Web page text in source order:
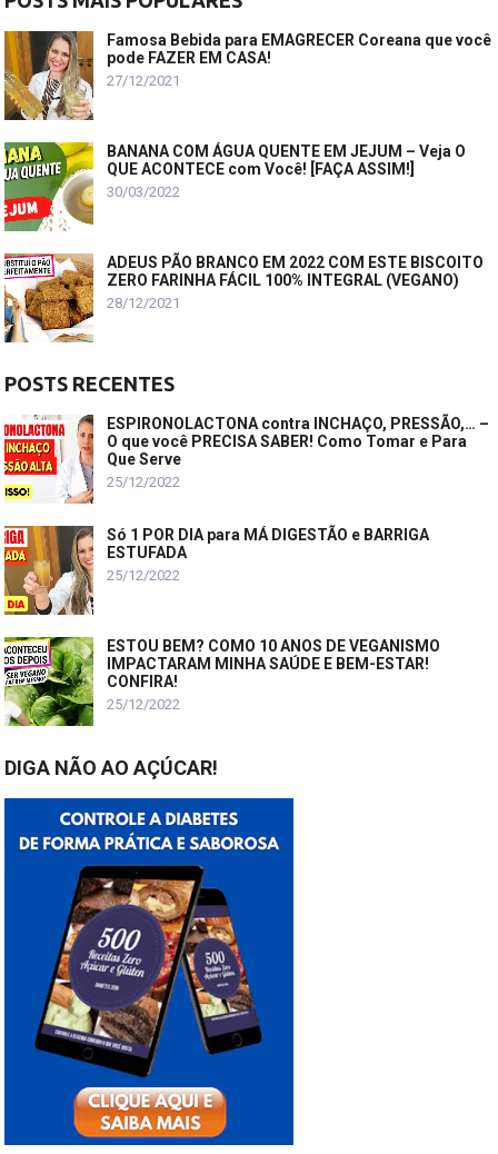
Famosa Bebida para EMAGRECER Coreana que você
pode FAZER EM CASA!
27/12/2021
BANANA COM ÁGUA QUENTE EM JEJUM – Veja O
QUE ACONTECE com Você! [FAÇA ASSIM!]
30/03/2022
ADEUS PÃO BRANCO EM 2022 COM ESTE BISCOITO
ZERO FARINHA FÁCIL 100% INTEGRAL (VEGANO)
28/12/2021
POSTS RECENTES
ESPIRONOLACTONA contra INCHAÇO, PRESSÃO,… –
O que você PRECISA SABER! Como Tomar e Para
Que Serve
25/12/2022
Só 1 POR DIA para MÁ DIGESTÃO e BARRIGA
ESTUFADA
25/12/2022
ESTOU BEM? COMO 10 ANOS DE VEGANISMO
IMPACTARAM MINHA SAÚDE E BEM-ESTAR!
CONFIRA!
25/12/2022
DIGA NÃO AO AÇÚCAR!